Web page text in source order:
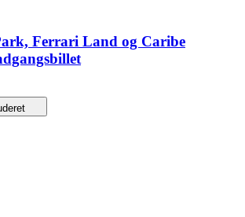
Ferrari Land og Caribe